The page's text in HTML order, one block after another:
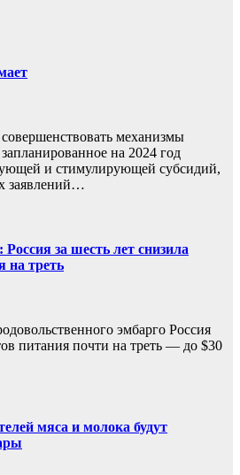
механизмы
на 2024 год
и стимулирующей субсидий,
заявлений…
Россия за шесть лет снизила
на треть
эмбарго Россия
питания почти на треть — до $30
мяса и молока будут